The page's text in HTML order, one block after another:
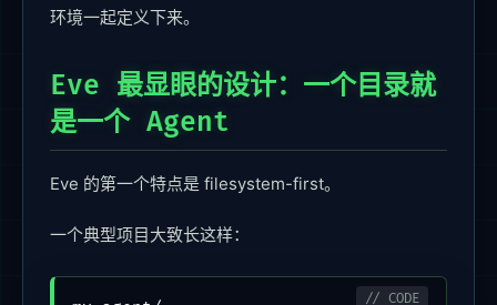
环境一起定义下来。
Eve 最显眼的设计：一个目录就
是一个 Agent
Eve 的第一个特点是 filesystem-first。
一个典型项目大致长这样：